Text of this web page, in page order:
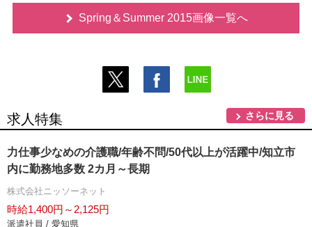
Spring＆Summer 2015画像一覧へ
求人特集 さらに見る
力仕事少なめの介護職/年齢不問/50代以上が活躍中/知立市
内に勤務地多数 2カ月～長期
株式会社ニッソーネット
時給1,400円～2,125円
派遣社員 / 愛知県